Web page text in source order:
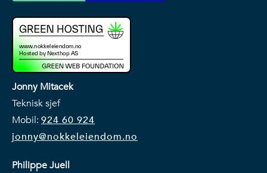
Jonny Mitacek
Teknisk sjef
Mobil: 924 60 924
jonny@nokkeleiendom.no
Philippe Juell